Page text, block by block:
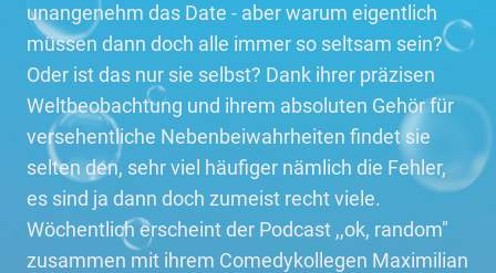
unangenehm das Date - aber warum eigentlich
müssen dann doch alle immer so seltsam sein?
Oder ist das nur sie selbst? Dank ihrer präzisen
Weltbeobachtung und ihrem absoluten Gehör für
versehentliche Nebenbeiwahrheiten findet sie
selten den, sehr viel häufiger nämlich die Fehler,
es sind ja dann doch zumeist recht viele.
Wöchentlich erscheint der Podcast ,,ok, random"
zusammen mit ihrem Comedykollegen Maximilian